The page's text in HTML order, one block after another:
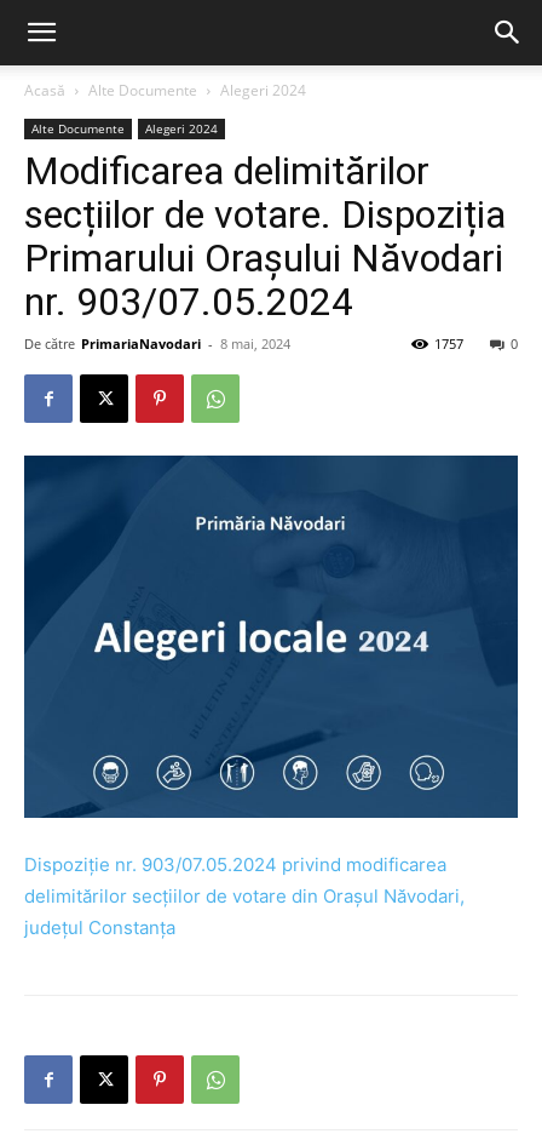
Acasă Alte Documente Alegeri 2024
Alte Documente Alegeri 2024
Modificarea delimitărilor
secțiilor de votare. Dispoziția
Primarului Orașului Năvodari
nr. 903/07.05.2024
De către PrimariaNavodari - 8 mai, 2024 0
1757
Dispoziție nr. 903/07.05.2024 privind modificarea
delimitărilor secțiilor de votare din Orașul Năvodari,
județul Constanța